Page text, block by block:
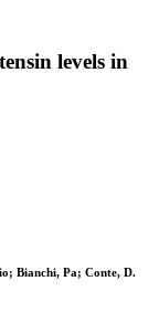
levels in
Bianchi, Pa; Conte, D.